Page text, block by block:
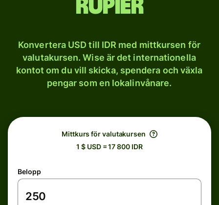
rupier
Konvertera USD till IDR med mittkursen för
valutakursen. Wise är det internationella
kontot om du vill skicka, spendera och växla
pengar som en lokalinvånare.
Mittkurs för valutakursen
1 $ USD = 17 800 IDR
Belopp